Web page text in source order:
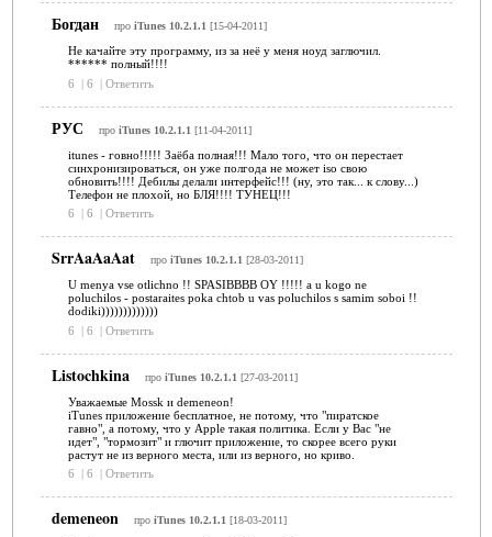
Богдан про iTunes 10.2.1.1 [15-04-2011]
Не качайте эту программу, из за неё у меня ноуд заглючил.
****** полный!!!!
6
| 6 | Ответить
РУС про iTunes 10.2.1.1 [11-04-2011]
itunes - говно!!!!! Заёба полная!!! Мало того, что он перестает
синхронизироваться, он уже полгода не может iso свою
обновить!!!! Дебилы делали интерфейс!!! (ну, это так... к слову...)
Телефон не плохой, но БЛЯ!!!! ТУНЕЦ!!!
6
| 6 | Ответить
SrrAaAaAat про iTunes 10.2.1.1 [28-03-2011]
U menya vse otlichno !! SPASIBBBB OY !!!!! a u kogo ne
poluchilos - postaraites poka chtob u vas poluchilos s samim soboi !!
dodiki)))))))))))))
6
| 6 | Ответить
Listochkina про iTunes 10.2.1.1 [27-03-2011]
Уважаемые Mossk и demeneon!
iTunes приложение бесплатное, не потому, что "пиратское
гавно", а потому, что у Apple такая политика. Если у Вас "не
идет", "тормозит" и глючит приложение, то скорее всего руки
растут не из верного места, или из верного, но криво.
6
| 6 | Ответить
demeneon про iTunes 10.2.1.1 [18-03-2011]